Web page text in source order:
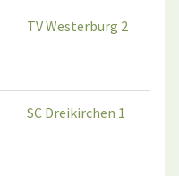
TV Westerburg 2
SC Dreikirchen 1